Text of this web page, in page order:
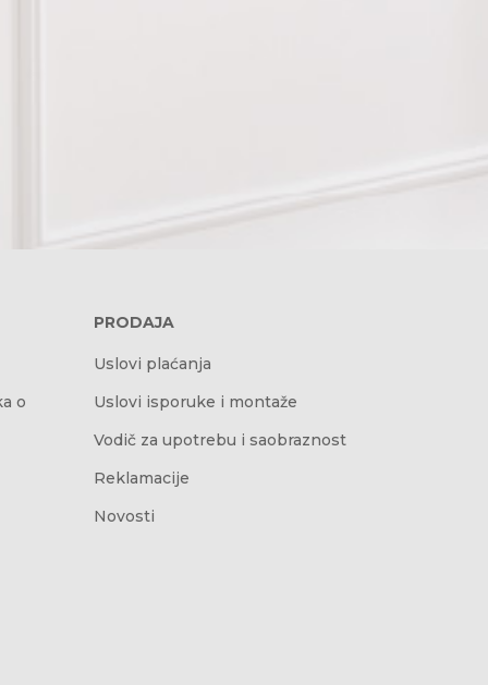
o
PRODAJA
Uslovi plaćanja
Uslovi isporuke i montaže
Vodič za upotrebu i saobraznost
Reklamacije
Novosti